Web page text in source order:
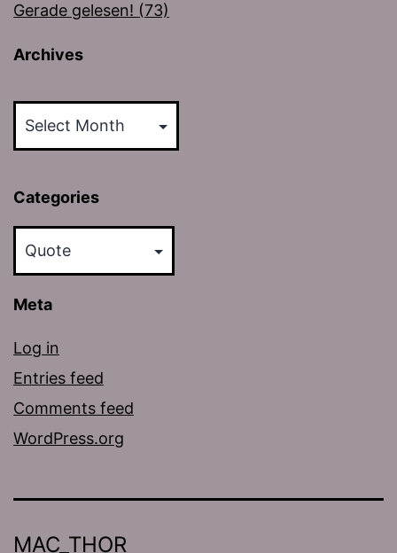
Gerade gelesen! (73)
Archives
Categories
Meta
Log in
Entries feed
Comments feed
WordPress.org
MAC_THOR